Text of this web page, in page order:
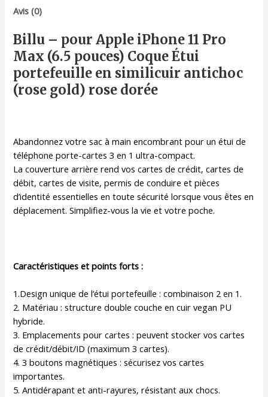
Max
pouces)
Étui
portefeuille
en
similicuir
Avis (0)
Billu – pour Apple iPhone 11 Pro
Max (6.5 pouces) Coque Étui
portefeuille en similicuir antichoc
(rose gold) rose dorée
Abandonnez votre sac à main encombrant pour un étui de
téléphone porte-cartes 3 en 1 ultra-compact.
La couverture arrière rend vos cartes de crédit, cartes de
débit, cartes de visite, permis de conduire et pièces
d’identité essentielles en toute sécurité lorsque vous êtes en
déplacement. Simplifiez-vous la vie et votre poche.
Caractéristiques et points forts :
1.Design unique de l’étui portefeuille : combinaison 2 en 1.
2. Matériau : structure double couche en cuir vegan PU
hybride.
3. Emplacements pour cartes : peuvent stocker vos cartes
de crédit/débit/ID (maximum 3 cartes).
4. 3 boutons magnétiques : sécurisez vos cartes
importantes.
5. Antidérapant et anti-rayures, résistant aux chocs.